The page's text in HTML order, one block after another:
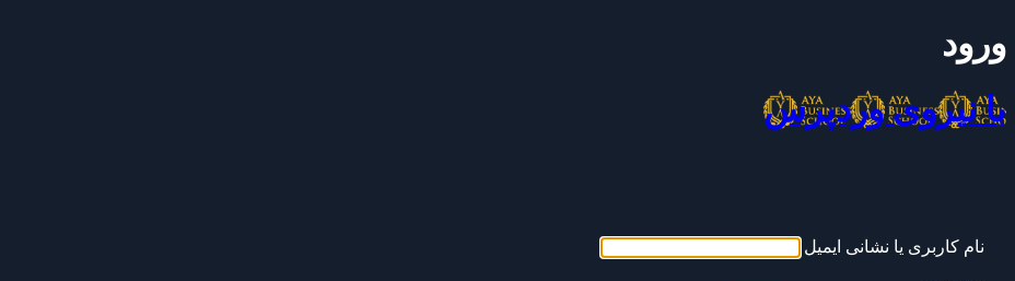
ورود
با نیروی وردپرس
نام کاربری یا نشانی ایمیل